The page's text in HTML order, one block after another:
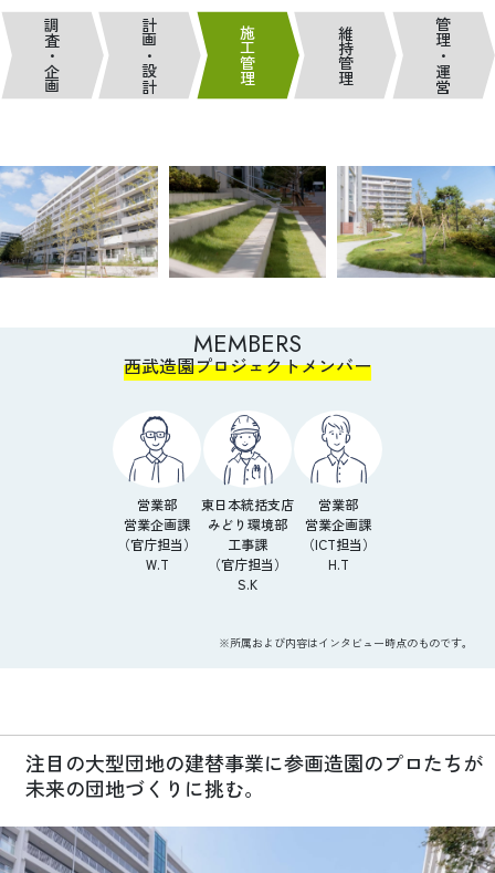
調査・企画 計画・設計 施工管理 維持管理 管理・運営
MEMBERS
西武造園プロジェクトメンバー
営業部
営業企画課
（官庁担当）
W.T
東日本統括支店
みどり環境部
工事課
（官庁担当）
S.K
営業部
営業企画課
（ICT担当）
H.T
※所属および内容はインタビュー時点のものです。
注目の大型団地の建替事業に参画造園のプロたちが
未来の団地づくりに挑む。